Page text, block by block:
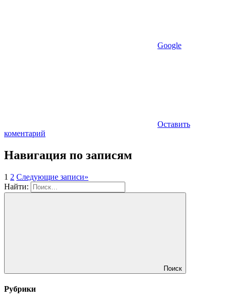
Google
Оставить
коментарий
Навигация по записям
1 2 Следующие записи»
Найти:
Поиск
Рубрики